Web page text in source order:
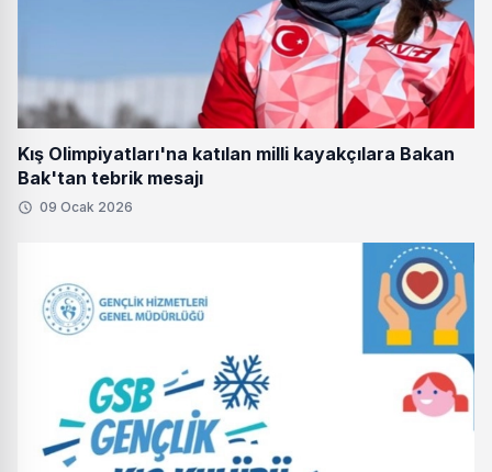
Kış Olimpiyatları'na katılan milli kayakçılara Bakan
Bak'tan tebrik mesajı
09 Ocak 2026